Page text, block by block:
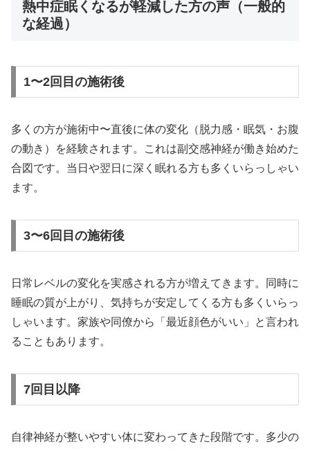
熱中症眠くなるが軽減した方の声（一般的
な経過）
1〜2回目の施術後
多くの方が施術中〜直後に体の変化（脱力感・眠気・お腹
の動き）を経験されます。これは副交感神経が働き始めた
合図です。当日や翌日に深く眠れる方も多くいらっしゃい
ます。
3〜6回目の施術後
日常レベルの変化を実感される方が増えてきます。同時に
睡眠の質が上がり、気持ちが安定してくる方も多くいらっ
しゃいます。家族や同僚から「最近顔色がいい」と言われ
ることもあります。
7回目以降
自律神経が整いやすい体に変わってきた段階です。多少の